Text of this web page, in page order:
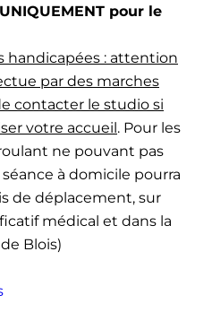
pour le
handicapées : attention
par des marches
contacter le studio si
votre accueil. Pour les
ne pouvant pas
à domicile pourra
de déplacement, sur
médical et dans la
Blois)